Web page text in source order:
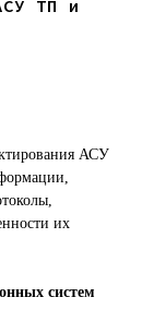
ТП и
АСУ
их
систем